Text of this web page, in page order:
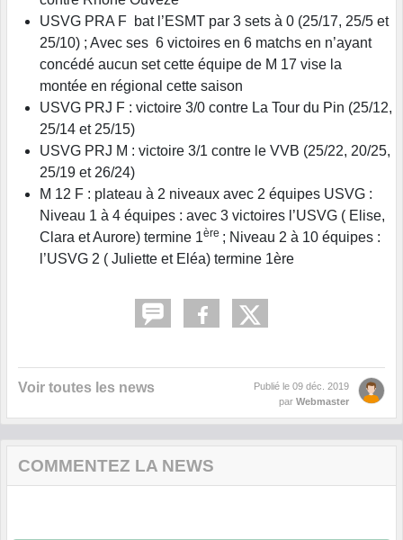
USVG PRA F bat l’ESMT par 3 sets à 0 (25/17, 25/5 et
25/10) ; Avec ses 6 victoires en 6 matchs en n’ayant
concédé aucun set cette équipe de M 17 vise la
montée en régional cette saison
USVG PRJ F : victoire 3/0 contre La Tour du Pin (25/12,
25/14 et 25/15)
USVG PRJ M : victoire 3/1 contre le VVB (25/22, 20/25,
25/19 et 26/24)
M 12 F : plateau à 2 niveaux avec 2 équipes USVG :
Niveau 1 à 4 équipes : avec 3 victoires l’USVG ( Elise,
Clara et Aurore) termine 1ère ; Niveau 2 à 10 équipes :
l’USVG 2 ( Juliette et Eléa) termine 1ère
Voir toutes les news Publié le 09 déc. 2019
par Webmaster
COMMENTEZ LA NEWS